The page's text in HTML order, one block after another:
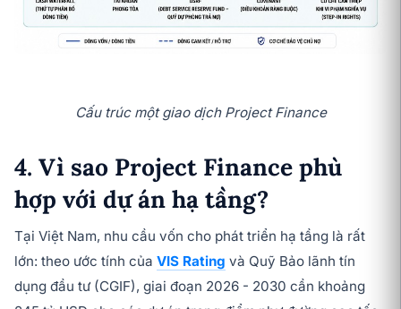
Cấu trúc một giao dịch Project Finance
4. Vì sao Project Finance phù
hợp với dự án hạ tầng?
Tại Việt Nam, nhu cầu vốn cho phát triển hạ tầng là rất
lớn: theo ước tính của VIS Rating và Quỹ Bảo lãnh tín
dụng đầu tư (CGIF), giai đoạn 2026 - 2030 cần khoảng